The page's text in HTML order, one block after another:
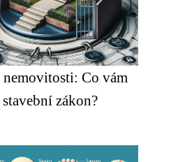
Co vám
zákon?